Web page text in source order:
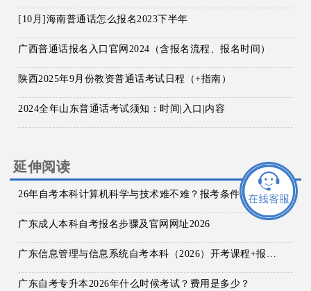
[10月]海南普通话怎么报名2023下半年
广西普通话报名入口官网2024（含报名流程、报名时间）
陕西2025年9月份教资普通话考试日程（+指南）
2024全年山东普通话考试须知：时间|入口|内容
延伸阅读
26年自考本科计算机科学与技术难不难？报考条件是？
广东成人本科自考报名步骤及官网网址2026
广东信息管理与信息系统自考本科（2026）开考课程+报名指南
广东自考专升本2026年什么时候考试？费用是多少？